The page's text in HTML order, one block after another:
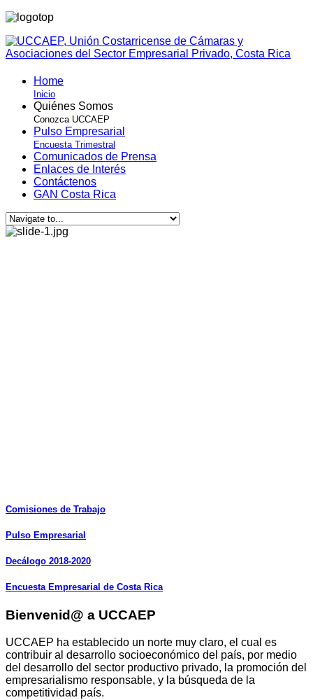
Home
Inicio
Quiénes Somos
Conozca UCCAEP
Pulso Empresarial
Encuesta Trimestral
Comunicados de Prensa
Enlaces de Interés
Contáctenos
GAN Costa Rica
Comisiones de Trabajo
Pulso Empresarial
Decálogo 2018-2020
Encuesta Empresarial de Costa Rica
Bienvenid@ a UCCAEP
UCCAEP ha establecido un norte muy claro, el cual es
contribuir al desarrollo socioeconómico del país, por medio
del desarrollo del sector productivo privado, la promoción del
empresarialismo responsable, y la búsqueda de la
competitividad país.